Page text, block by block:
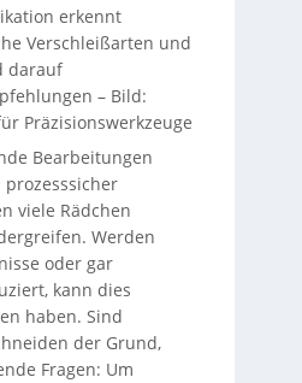
erkennt
Verschleißarten und
darauf
– Bild:
Präzisionswerkzeuge
Bearbeitungen
viele Rädchen
Werden
oder gar
kann dies
haben. Sind
der Grund,
Fragen: Um